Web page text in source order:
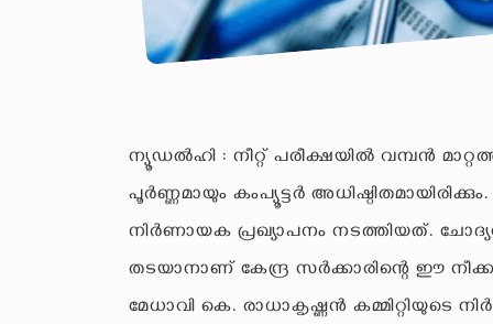
ന്യൂഡൽഹി : നീറ്റ് പരീക്ഷയിൽ വമ്പൻ
പൂർണ്ണമായും കംപ്യൂട്ടർ
നിർണായക പ്രഖ്യാപനം നടത്തിയത്.
തടയാനാണ് കേന്ദ്ര സർക്കാരിന്റെ ഈ
മേധാവി കെ. രാധാകൃഷ്ണൻ കമ്മിറ്റിയുടെ